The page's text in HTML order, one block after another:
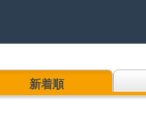
新着順